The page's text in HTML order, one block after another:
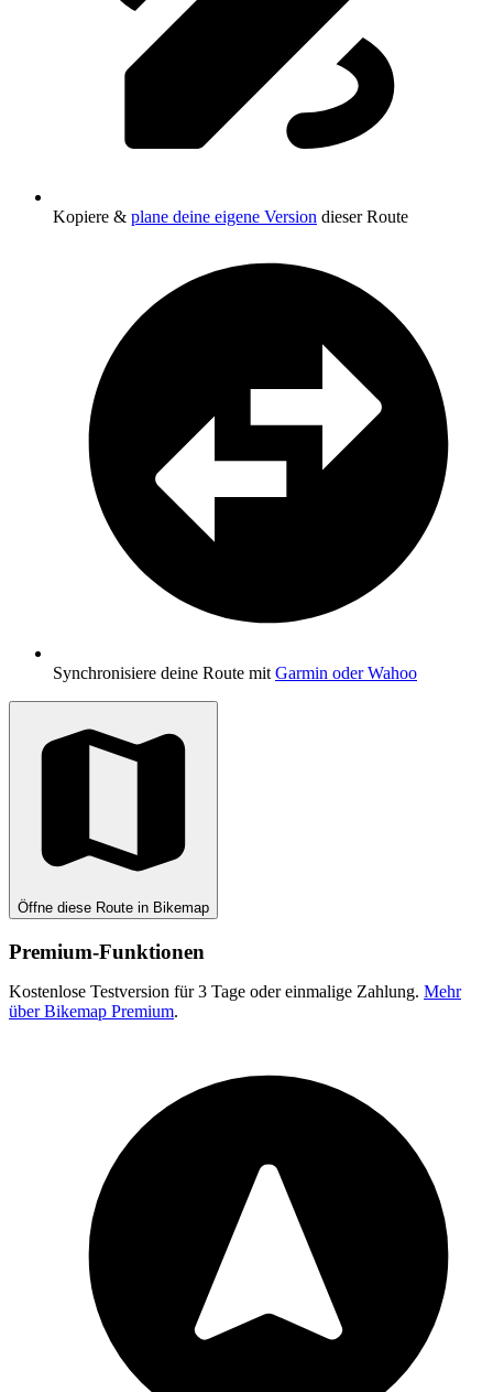
Kopiere & plane deine eigene Version dieser Route
Synchronisiere deine Route mit Garmin oder Wahoo
Öffne diese Route in Bikemap
Premium-Funktionen
Kostenlose Testversion für 3 Tage oder einmalige Zahlung. Mehr
über Bikemap Premium.